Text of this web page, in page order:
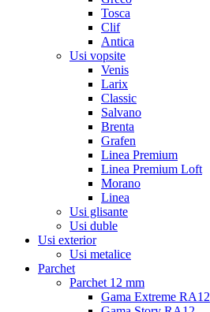
Tosca
Clif
Antica
Usi vopsite
Venis
Larix
Classic
Salvano
Brenta
Grafen
Linea Premium
Linea Premium Loft
Morano
Linea
Usi glisante
Usi duble
Usi exterior
Usi metalice
Parchet
Parchet 12 mm
Gama Extreme RA12